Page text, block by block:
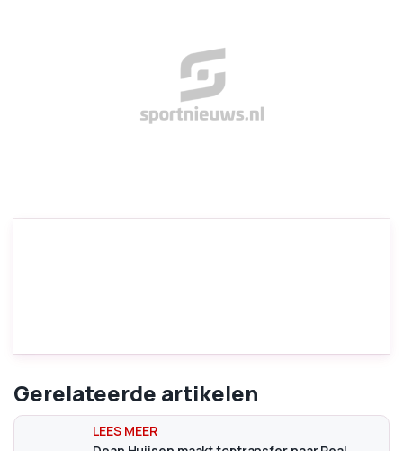
Gerelateerde artikelen